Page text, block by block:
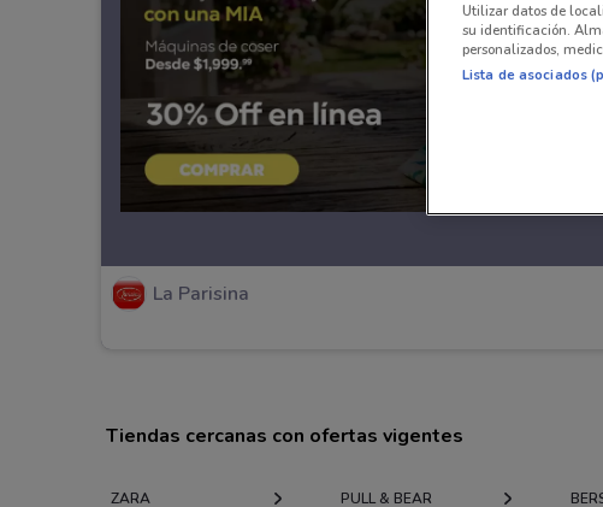
La Parisina
Tiendas cercanas con ofertas vigentes
ZARA PULL & BEAR
Utilizar datos de
su identificación.
personalizados,
Lista de asociados